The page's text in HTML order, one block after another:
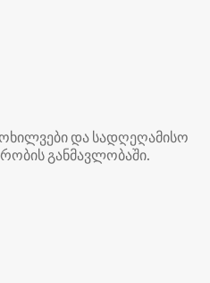
და სადღეღამისო
განმავლობაში.